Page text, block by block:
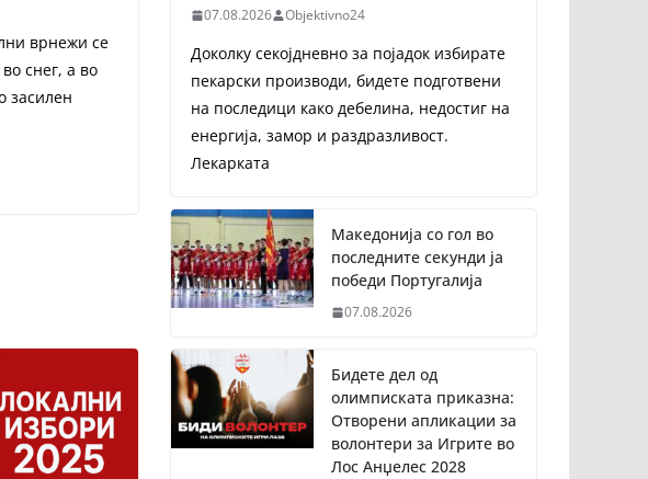
врнежи се
снег, а во
засилен
07.08.2026 Objektivno24
Доколку секојдневно за појадок избирате
пекарски производи, бидете подготвени
на последици како дебелина, недостиг на
енергија, замор и раздразливост.
Лекарката
Македонија со гол во
последните секунди ја
победи Португалија
07.08.2026
Бидете дел од
олимписката приказна:
Отворени апликации за
волонтери за Игрите во
Лос Анџелес 2028